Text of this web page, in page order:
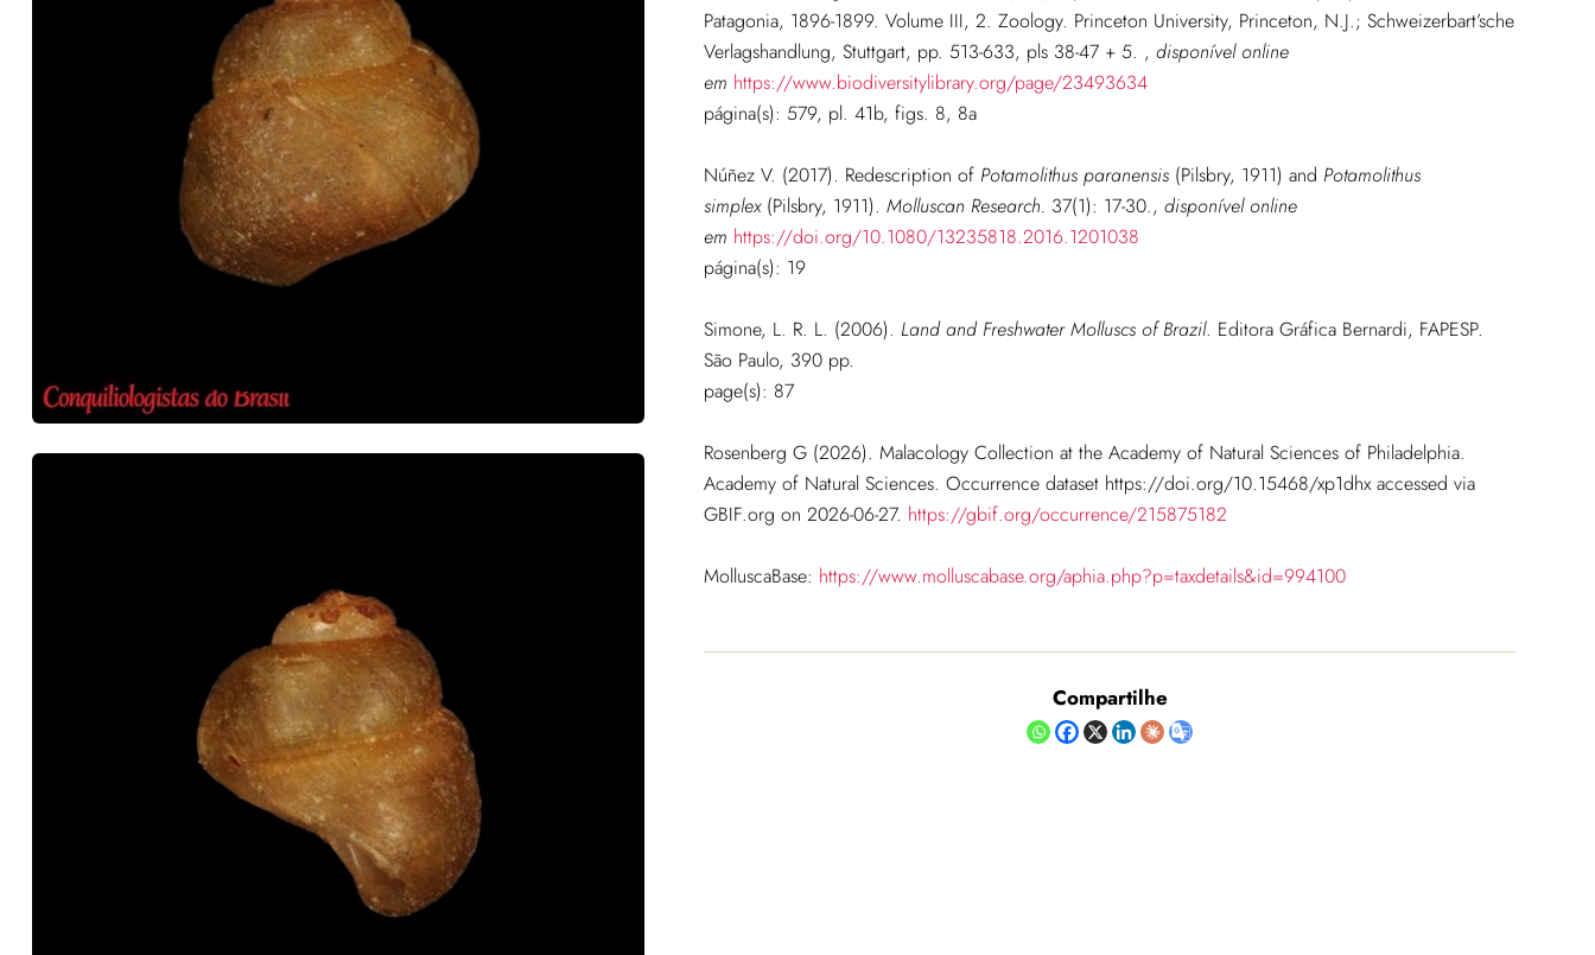
Patagonia, 1896-1899. Volume III, 2. Zoology. Princeton University, Princeton, N.J.; Schweizerbart’sche
Verlagshandlung, Stuttgart, pp. 513-633, pls 38-47 + 5. , disponível online
em https://www.biodiversitylibrary.org/page/23493634
página(s): 579, pl. 41b, figs. 8, 8a
Núñez V. (2017). Redescription of Potamolithus paranensis(Pilsbry, 1911) and Potamolithus
simplex(Pilsbry, 1911). Molluscan Research. 37(1): 17-30., disponível online
em https://doi.org/10.1080/13235818.2016.1201038
página(s): 19
Simone, L. R. L. (2006). Land and Freshwater Molluscs of Brazil. Editora Gráfica Bernardi, FAPESP.
São Paulo, 390 pp.
page(s): 87
Rosenberg G (2026). Malacology Collection at the Academy of Natural Sciences of Philadelphia.
Academy of Natural Sciences. Occurrence dataset https://doi.org/10.15468/xp1dhx accessed via
GBIF.org on 2026-06-27. https://gbif.org/occurrence/215875182
MolluscaBase: https://www.molluscabase.org/aphia.php?p=taxdetails&id=994100
Compartilhe